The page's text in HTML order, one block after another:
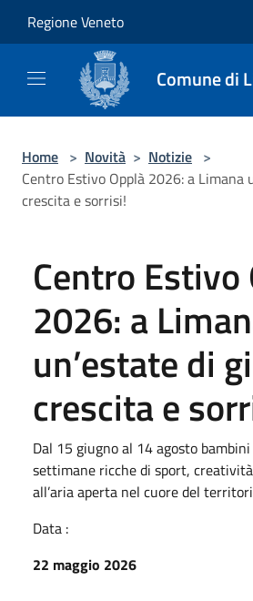
Regione Veneto
Comune di
Home > Novità > Notizie >
Centro Estivo Opplà 2026: a Limana
crescita e sorrisi!
Centro Estivo
2026: a
un’estate di
crescita e
Dal 15 giugno al 14 agosto
settimane ricche di sport,
all’aria aperta nel cuore del
Data :
22 maggio 2026